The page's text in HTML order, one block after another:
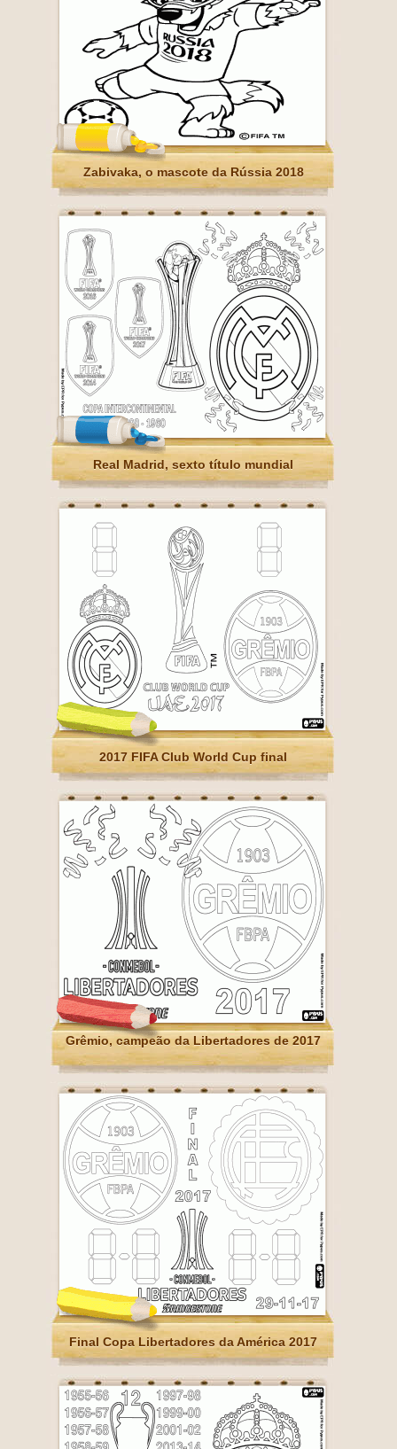
Zabivaka, o mascote da Rússia 2018
Real Madrid, sexto título mundial
2017 FIFA Club World Cup final
Grêmio, campeão da Libertadores de 2017
Final Copa Libertadores da América 2017